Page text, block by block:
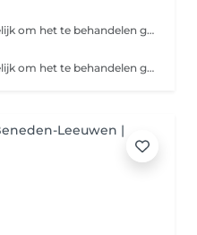
Beste klant, Wij vragen u vriendelijk om het te behandelen gebied 24 uur vóór de laserbehandeling te scheren. Zo kunnen we de behandeling veiliger en effectiever uitvoeren.
Beste klant, Wij vragen u vriendelijk om het te behandelen gebied 24 uur vóór de laserbehandeling te scheren. Zo kunnen we de behandeling veiliger en effectiever uitvoeren.